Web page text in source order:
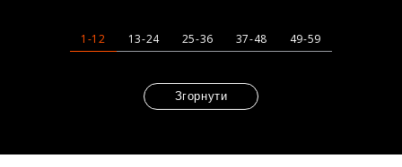
1-12 13-24 25-36 37-48 49-59
Згорнути